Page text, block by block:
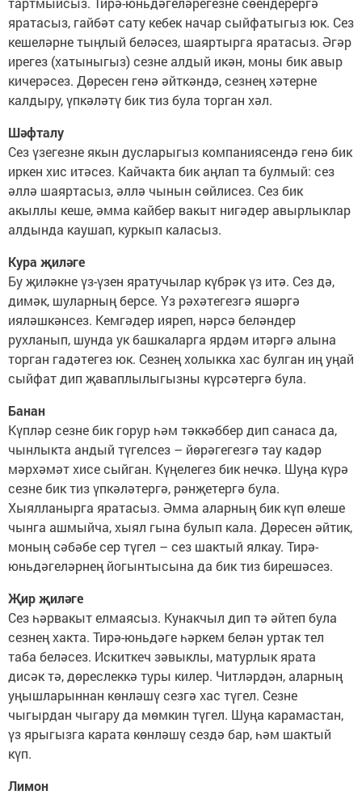
яратасыз, гайбәт сату кебек начар сыйфатыгыз юк. Сез
кешеләрне тыңлый беләсез, шаяртырга яратасыз. Әгәр
ирегез (хатыныгыз) сезне алдый икән, моны бик авыр
кичерәсез. Дөресен генә әйткәндә, сезнең хәтерне
калдыру, үпкәләтү бик тиз була торган хәл.
Шәфталу
Сез үзегезне якын дусларыгыз компаниясендә генә бик
иркен хис итәсез. Кайчакта бик аңлап та булмый: сез
әллә шаяртасыз, әллә чынын сөйлисез. Сез бик
акыллы кеше, әмма кайбер вакыт нигәдер авырлыклар
алдында каушап, куркып каласыз.
Кура җиләге
Бу җиләкне үз-үзен яратучылар күбрәк үз итә. Сез дә,
димәк, шуларның берсе. Үз рәхәтегезгә яшәргә
ияләшкәнсез. Кемгәдер ияреп, нәрсә беләндер
рухланып, шунда ук башкаларга ярдәм итәргә алына
торган гадәтегез юк. Сезнең холыкка хас булган иң уңай
сыйфат дип җаваплылыгызны күрсәтергә була.
Банан
Күпләр сезне бик горур һәм тәккәббер дип санаса да,
чынлыкта андый түгелсез – йөрәгегезгә тау кадәр
мәрхәмәт хисе сыйган. Күңелегез бик нечкә. Шуңа күрә
сезне бик тиз үпкәләтергә, рәнҗетергә була.
Хыялланырга яратасыз. Әмма аларның бик күп өлеше
чынга ашмыйча, хыял гына булып кала. Дөресен әйтик,
моның сәбәбе сер түгел – сез шактый ялкау. Тирә-
юньдәгеләрнең йогынтысына да бик тиз бирешәсез.
Җир җиләге
Сез һәрвакыт елмаясыз. Кунакчыл дип тә әйтеп була
сезнең хакта. Тирә-юньдәге һәркем белән уртак тел
таба беләсез. Искиткеч зәвыклы, матурлык ярата
дисәк тә, дөреслеккә туры килер. Читләрдән, аларның
уңышларыннан көнләшү сезгә хас түгел. Сезне
чыгырдан чыгару да мөмкин түгел. Шуңа карамастан,
үз ярыгызга карата көнләшү сездә бар, һәм шактый
күп.
Лимон